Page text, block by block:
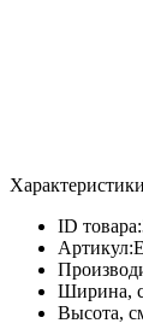
Характеристики
ID товара:
Артикул:
Ширина,
Высота,